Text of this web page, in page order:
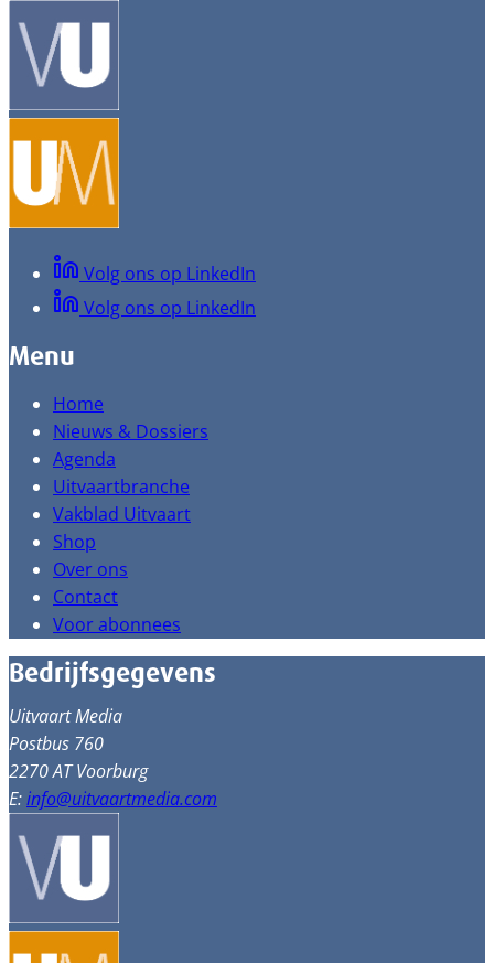
Volg ons op LinkedIn
Volg ons op LinkedIn
Menu
Home
Nieuws & Dossiers
Agenda
Uitvaartbranche
Vakblad Uitvaart
Shop
Over ons
Contact
Voor abonnees
Bedrijfsgegevens
Uitvaart Media
Postbus 760
2270 AT Voorburg
E:info@uitvaartmedia.com